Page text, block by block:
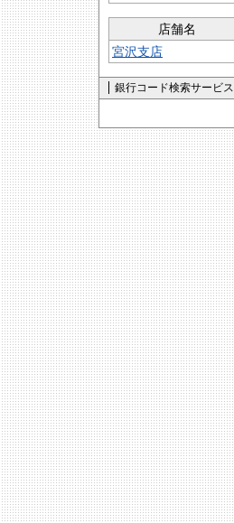
店舗名
宮沢支店
銀行コード検索サービス